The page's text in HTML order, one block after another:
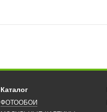
Каталог
ФОТООБОИ